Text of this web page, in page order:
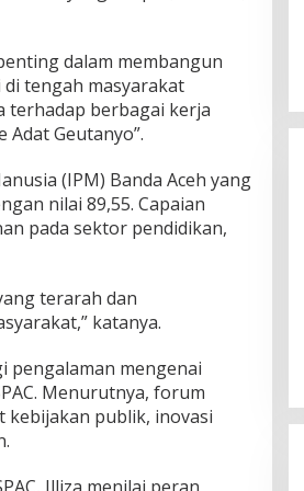
dalam membangun
tengah masyarakat
terhadap berbagai kerja
Adat Geutanyo”.
(IPM) Banda Aceh yang
nilai 89,55. Capaian
pada sektor pendidikan,
terarah dan
katanya.
pengalaman mengenai
Menurutnya, forum
publik, inovasi
Lintas Sektor di Kuta
TNI–Polri dan Desa